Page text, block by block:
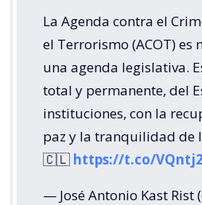
La Agenda contra el
el Terrorismo (ACOT) es
una agenda legislativa.
total y permanente, del
instituciones, con la
paz y la tranquilidad de
🇨🇱 https://t.co/
— José Antonio Kast Rist